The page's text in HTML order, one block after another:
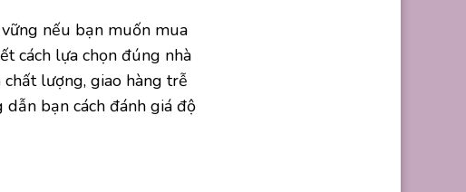
nếu bạn muốn mua
cách lựa chọn đúng nhà
lượng, giao hàng trễ
dẫn bạn cách đánh giá độ